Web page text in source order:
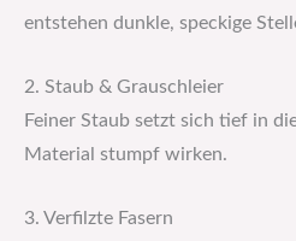
entstehen dunkle, speckige
2. Staub & Grauschleier
Feiner Staub setzt sich tief in
Material stumpf wirken.
3. Verfilzte Fasern